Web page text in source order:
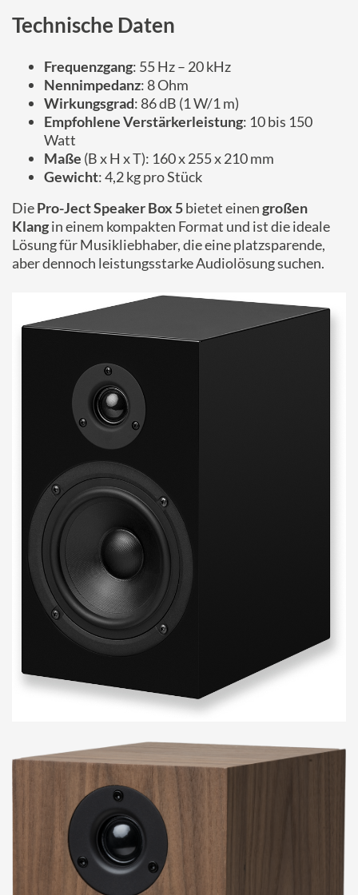
Technische Daten
Frequenzgang: 55 Hz – 20 kHz
Nennimpedanz: 8 Ohm
Wirkungsgrad: 86 dB (1 W/1 m)
Empfohlene Verstärkerleistung: 10 bis 150
Watt
Maße (B x H x T): 160 x 255 x 210 mm
Gewicht: 4,2 kg pro Stück
DiePro-Ject Speaker Box 5bietet einengroßen
Klangin einem kompakten Format und ist die ideale
Lösung für Musikliebhaber, die eine platzsparende,
aber dennoch leistungsstarke Audiolösung suchen.